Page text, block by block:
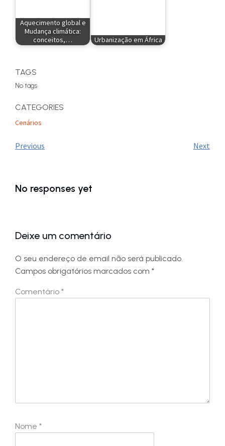
Aquecimento global e
Mudança climática:
conceitos,…
Urbanização em África
TAGS
No tags
CATEGORIES
Cenários
Previous Next
No responses yet
Deixe um comentário
O seu endereço de email não será publicado.
Campos obrigatórios marcados com *
Comentário *
Nome *